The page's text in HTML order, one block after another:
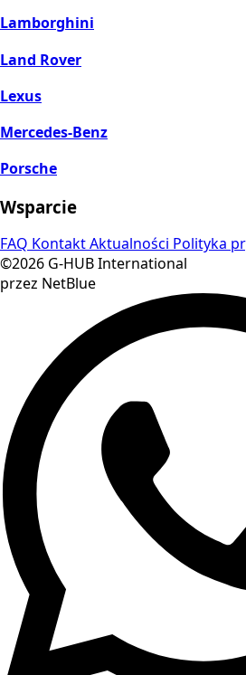
Lamborghini
Land Rover
Lexus
Mercedes-Benz
Porsche
Wsparcie
FAQ KontaktAktualności Polityka
©2026 G-HUB International
przez NetBlue